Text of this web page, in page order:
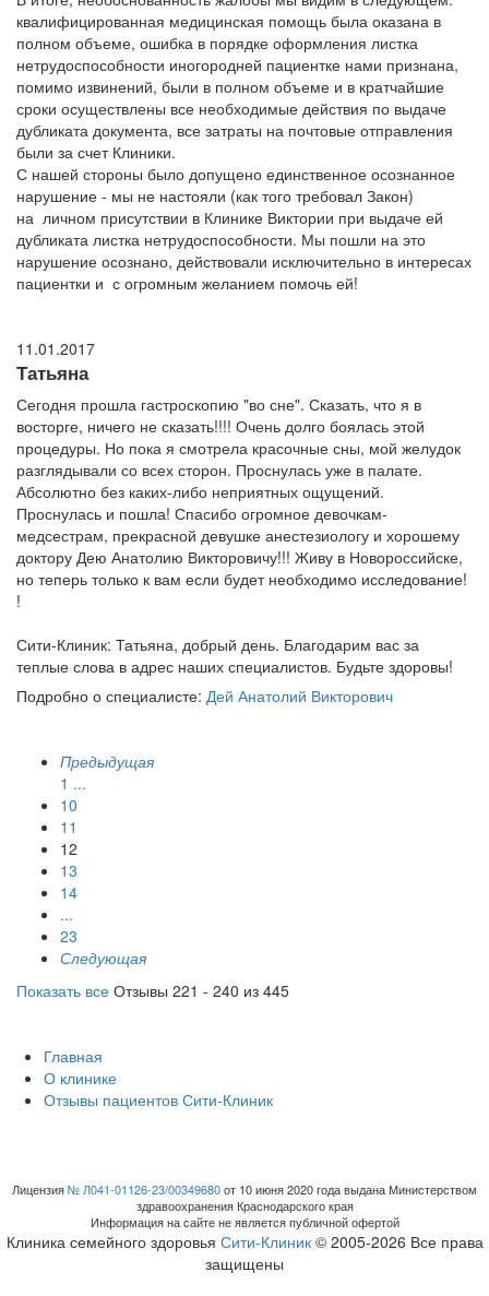
квалифицированная медицинская помощь была оказана в
полном объеме, ошибка в порядке оформления листка
нетрудоспособности иногородней пациентке нами признана,
помимо извинений, были в полном объеме и в кратчайшие
сроки осуществлены все необходимые действия по выдаче
дубликата документа, все затраты на почтовые отправления
были за счет Клиники.
С нашей стороны было допущено единственное осознанное
нарушение - мы не настояли (как того требовал Закон)
на личном присутствии в Клинике Виктории при выдаче ей
дубликата листка нетрудоспособности. Мы пошли на это
нарушение осознано, действовали исключительно в интересах
пациентки и с огромным желанием помочь ей!
11.01.2017
Татьяна
Сегодня прошла гастроскопию "во сне". Сказать, что я в
восторге, ничего не сказать!!!! Очень долго боялась этой
процедуры. Но пока я смотрела красочные сны, мой желудок
разглядывали со всех сторон. Проснулась уже в палате.
Абсолютно без каких-либо неприятных ощущений.
Проснулась и пошла! Спасибо огромное девочкам-
медсестрам, прекрасной девушке анестезиологу и хорошему
доктору Дею Анатолию Викторовичу!!! Живу в Новороссийске,
но теперь только к вам если будет необходимо исследование!
!
Сити-Клиник: Татьяна, добрый день. Благодарим вас за
теплые слова в адрес наших специалистов. Будьте здоровы!
Подробно о специалисте: Дей Анатолий Викторович
Предыдущая
1 ...
10
11
12
13
14
...
23
Следующая
Показать все Отзывы 221 - 240 из 445
Главная
О клинике
Отзывы пациентов Сити-Клиник
Лицензия№ Л041-01126-23/00349680от 10 июня 2020 года выдана Министерством
здравоохранения Краснодарского края
Информация на сайте не является публичной офертой
Клиника семейного здоровья Сити-Клиник© 2005-2026 Все права
защищены